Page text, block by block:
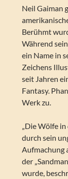
Neil Gaiman
Berühmt
Während
ein Name in
Zeichens
seit Jahren
Fantasy.
Werk zu.
„Die Wölfe
durch sein
Aufmachung
der
wurde,